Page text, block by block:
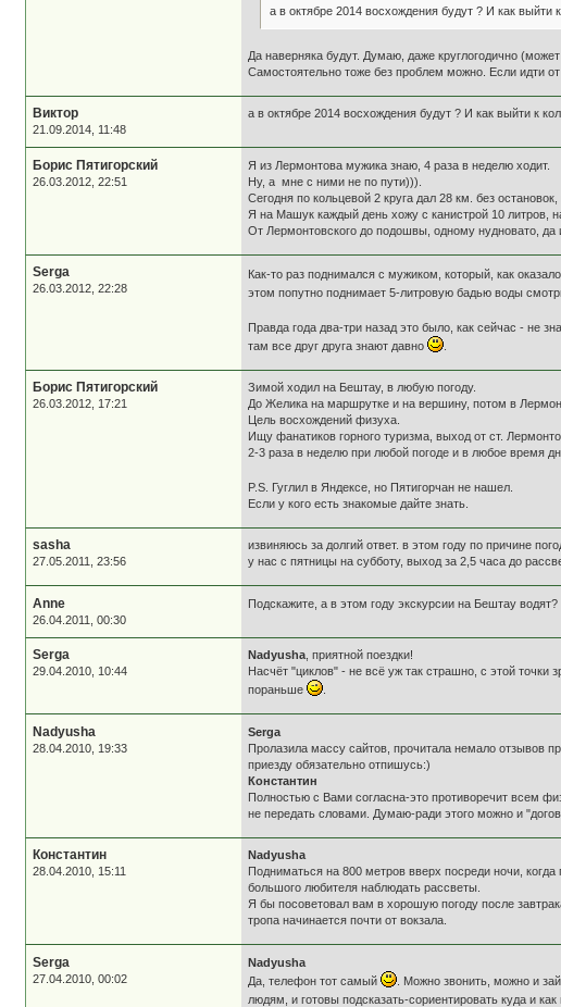
а в октябре 2014 восхождения будут ? И как
Да наверняка будут. Думаю, даже круглогодично
Самостоятельно тоже без проблем можно. Если идти
Виктор
21.09.2014, 11:48
а в октябре 2014 восхождения будут ? И как выйти к
Борис Пятигорский
26.03.2012, 22:51
Я из Лермонтова мужика знаю, 4 раза в неделю ходит.
Ну, а мне с ними не по пути))).
Сегодня по кольцевой 2 круга дал 28 км. без остановок,
Я на Машук каждый день хожу с канистрой 10 литров,
От Лермонтовского до подошвы, одному нудновато, да
Serga
26.03.2012, 22:28
Как-то раз поднимался с мужиком, который, как
этом попутно поднимает 5-литровую бадью воды
Правда года два-три назад это было, как сейчас - не
там все друг друга знают давно
Борис Пятигорский
26.03.2012, 17:21
Зимой ходил на Бештау, в любую погоду.
До Желика на маршрутке и на вершину, потом в
Цель восхождений физуха.
Ищу фанатиков горного туризма, выход от ст.
2-3 раза в неделю при любой погоде и в любое время
P.S. Гуглил в Яндексе, но Пятигорчан не нашел.
Если у кого есть знакомые дайте знать.
sasha
27.05.2011, 23:56
извиняюсь за долгий ответ. в этом году по причине
у нас с пятницы на субботу, выход за 2,5 часа до
Anne
26.04.2011, 00:30
Подскажите, а в этом году экскурсии на Бештау водят?
Serga
29.04.2010, 10:44
Nadyusha , приятной поездки!
Насчёт "циклов" - не всё уж так страшно, с этой точки
пораньше
Nadyusha
28.04.2010, 19:33
Serga
Пролазила массу сайтов, прочитала немало отзывов
приезду обязательно отпишусь:)
Константин
Полностью с Вами согласна-это противоречит всем
не передать словами. Думаю-ради этого можно и
Константин
28.04.2010, 15:11
Nadyusha
Подниматься на 800 метров вверх посреди ночи,
большого любителя наблюдать рассветы.
Я бы посоветовал вам в хорошую погоду после
тропа начинается почти от вокзала.
Serga
27.04.2010, 00:02
Nadyusha
Да, телефон тот самый
. Можно звонить, можно и
людям, и готовы подсказать-сориентировать куда и